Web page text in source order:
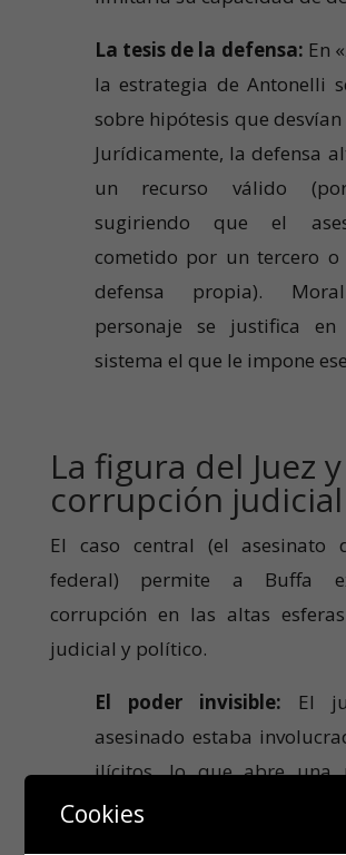
La tesis de la defensa: En «
la estrategia de Antonelli
sobre hipótesis que
Jurídicamente, la defensa
un recurso válido
sugiriendo que el
cometido por un tercero
defensa propia).
personaje se justifica
sistema el que le impone
La figura del Juez
corrupción judicial
El caso central (el asesinato
federal) permite a Buffa
corrupción en las altas
judicial y político.
El poder invisible: El
asesinado estaba
ilícitos, lo que abre una
posibles sospechosos que
Cookies